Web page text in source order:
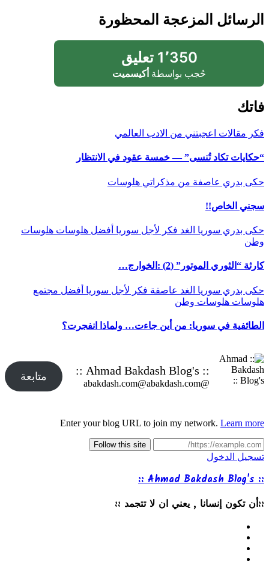
الرسائل المزعجة المحظورة
1٬350 تعليق
حُجب بواسطة أكيسميت
فاتك
فكر مقالات اعجبتني من الادب العالمي
“حكايات تكاد تُنسى” — خمسة عقود في الانتظار
حكى بدري عاصفة من مذكراتي هلوسات
سجني الخاص!!
حكى بدري سوريا الغد فكر لأجل سوريا أفضل هلوسات هلوسات
وطن
كارثة “الثوري الموتور” (2) :الخوارج…
حكى بدري سوريا الغد عاصفة فكر لأجل سوريا أفضل مجتمع
هلوسات هلوسات وطن
الطائفية في سوريا: من أين جاءت… ولماذا انفجرت؟
:: Ahmad Bakdash Blog's ::
@abakdash.com@abakdash.com
متابعة
Enter your blog URL to join my network. Learn more
Follow this site
تسجيل الدخول
:: Ahmad Bakdash Blog's ::
::أن تكون إنسانا , يعني ان لا تتجمد ::